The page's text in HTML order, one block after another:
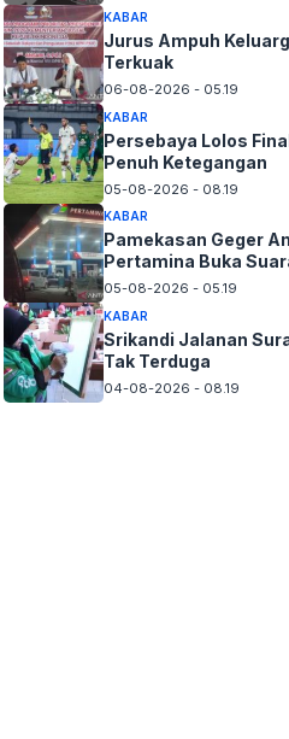
KABAR
Jurus Ampuh
Terkuak
06-08-2026 - 05.19
KABAR
Persebaya Lolos
Penuh Ketegangan
05-08-2026 - 08.19
KABAR
Pamekasan Geger
Pertamina Buka
05-08-2026 - 05.19
KABAR
Srikandi Jalanan
Tak Terduga
04-08-2026 - 08.19